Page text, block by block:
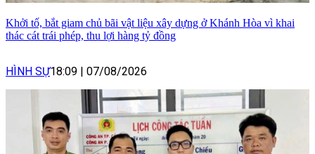
Khởi tố, bắt giam chủ bãi vật liệu xây dựng ở Khánh Hòa vì khai
thác cát trái phép, thu lợi hàng tỷ đồng
HÌNH SỰ18:09 | 07/08/2026